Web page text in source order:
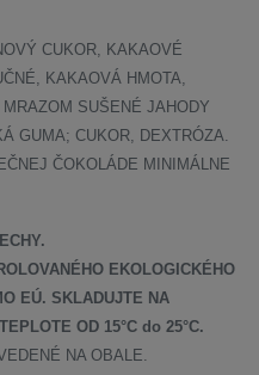
CUKOR, KAKAOVÉ
KAKAOVÁ HMOTA,
MRAZOM SUŠENÉ JAHODY
GUMA; CUKOR, DEXTRÓZA.
ČOKOLÁDE MINIMÁLNE
EKOLOGICKÉHO
EÚ. SKLADUJTE NA
OD 15°C do 25°C.
NA OBALE.